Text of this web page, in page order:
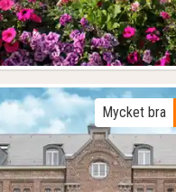
Mycket bra
(1)
(1)
(1)
Luxemburgs höjdpunkter: Rundvandring på engelska(1)